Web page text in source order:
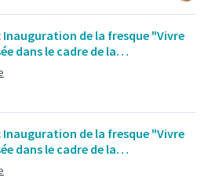
Inauguration de la fresque "Vivre
dans le cadre de la…
Inauguration de la fresque "Vivre
dans le cadre de la…